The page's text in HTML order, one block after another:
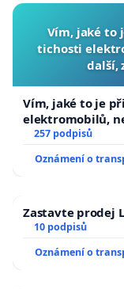
Vím, jaké to
tichosti
další,
Vím, jaké to je
elektromobilů,
zaveďme
257 podpisů
Oznámení o
Zastavte prodej
10 podpisů
Oznámení o